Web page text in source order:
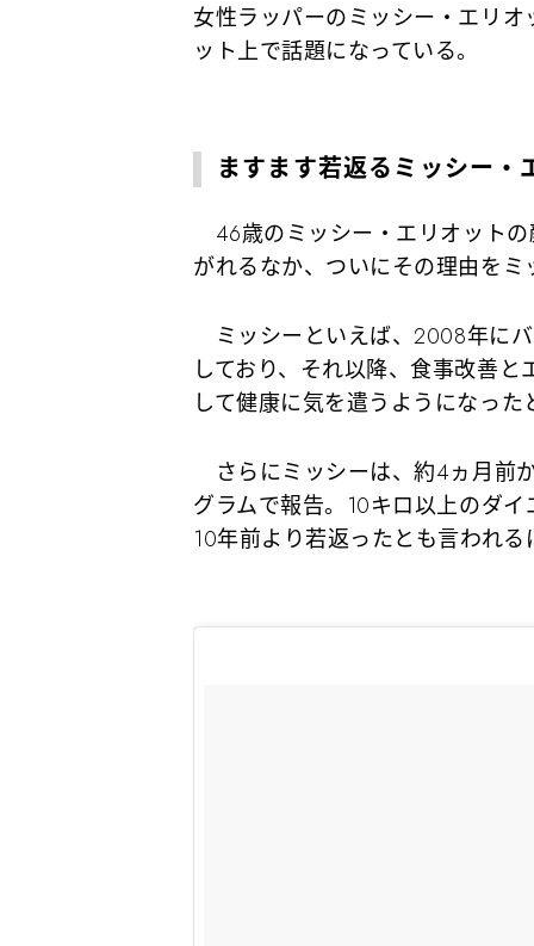
女性ラッパーのミッシー・エリ
ット上で話題になっている。
ますます若返るミッシー・
46歳のミッシー・エリオット
がれるなか、ついにその理由をミ
ミッシーといえば、2008年に
しており、それ以降、食事改善
して健康に気を遣うようになった
さらにミッシーは、約4ヵ月前
グラムで報告。10キロ以上のダ
10年前より若返ったとも言われる